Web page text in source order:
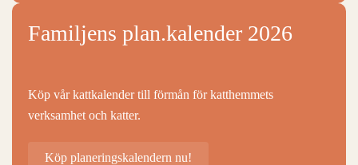
Familjens plan.kalender 2026
Köp vår kattkalender till förmån för katthemmets
verksamhet och katter.
Köp planeringskalendern nu!